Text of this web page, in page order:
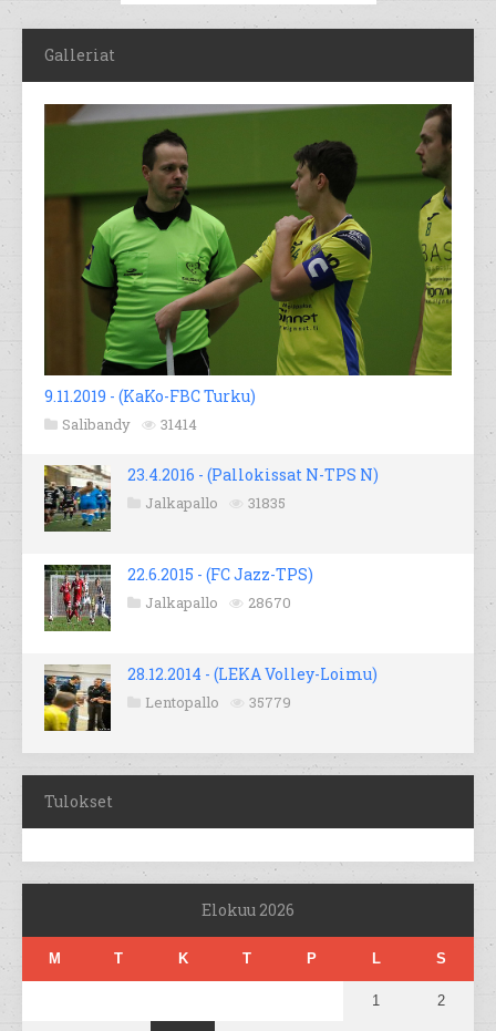
Galleriat
9.11.2019 - (KaKo-FBC Turku)
Salibandy 31414
23.4.2016 - (Pallokissat N-TPS N)
Jalkapallo 31835
22.6.2015 - (FC Jazz-TPS)
Jalkapallo 28670
28.12.2014 - (LEKA Volley-Loimu)
Lentopallo 35779
Tulokset
Elokuu 2026
M T K T P L S
1 2